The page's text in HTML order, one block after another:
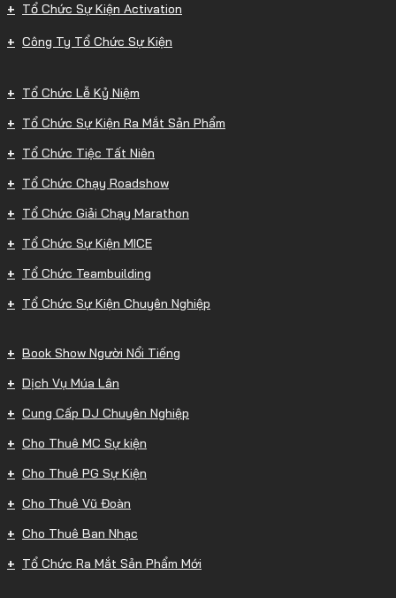
Tổ Chức Sự Kiện Activation
Công Ty Tổ Chức Sự Kiện
Tổ Chức Lễ Kỷ Niệm
Tổ Chức Sự Kiện Ra Mắt Sản Phẩm
Tổ Chức Tiệc Tất Niên
Tổ Chức Chạy Roadshow
Tổ Chức Giải Chạy Marathon
Tổ Chức Sự Kiện MICE
Tổ Chức Teambuilding
Tổ Chức Sự Kiện Chuyên Nghiệp
Book Show Người Nổi Tiếng
Dịch Vụ Múa Lân
Cung Cấp DJ Chuyên Nghiệp
Cho Thuê MC Sự kiện
Cho Thuê PG Sự Kiện
Cho Thuê Vũ Đoàn
Cho Thuê Ban Nhạc
Tổ Chức Ra Mắt Sản Phẩm Mới